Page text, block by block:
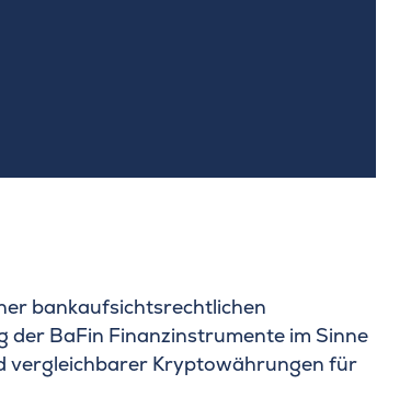
bankaufsichtsrechtlichen
der BaFin Finanzinstrumente im Sinne
vergleichbarer Kryptowährungen für